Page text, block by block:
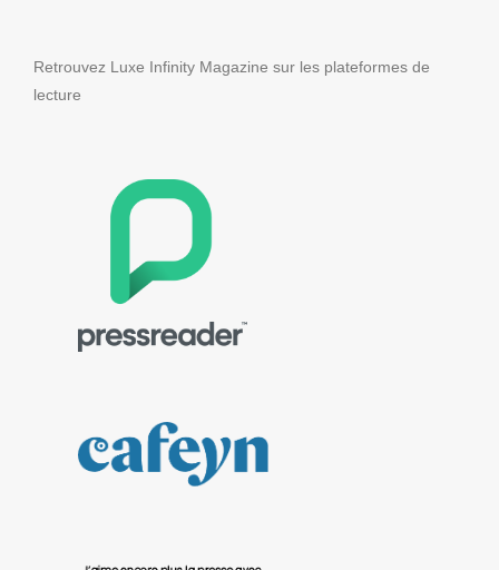
Retrouvez Luxe Infinity Magazine sur les plateformes de
lecture